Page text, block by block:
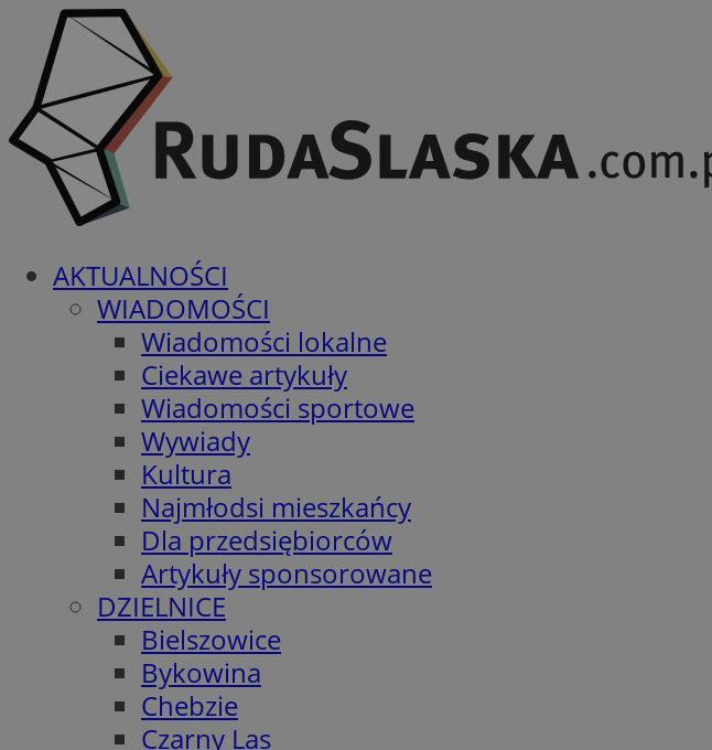
AKTUALNOŚCI
WIADOMOŚCI
Wiadomości lokalne
Ciekawe artykuły
Wiadomości sportowe
Wywiady
Kultura
Najmłodsi mieszkańcy
Dla przedsiębiorców
Artykuły sponsorowane
DZIELNICE
Bielszowice
Bykowina
Chebzie
Czarny Las